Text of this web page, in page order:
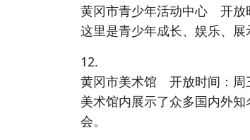
黄冈市青少年活动中心 开放
这里是青少年成长、娱乐、展
12.
黄冈市美术馆 开放时间：周
美术馆内展示了众多国内外
会。